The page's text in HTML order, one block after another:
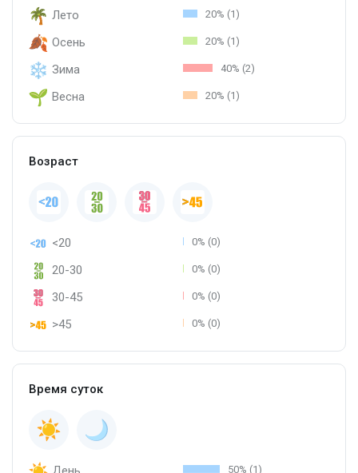
Лето 20% (1)
Осень 20% (1)
Зима 40% (2)
Весна 20% (1)
Возраст
<20 0% (0)
20-30 0% (0)
30-45 0% (0)
>45 0% (0)
Время суток
50% (1)